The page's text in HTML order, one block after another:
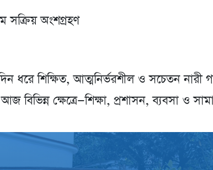
সক্রিয় অংশগ্রহণ
শিক্ষিত, আত্মনির্ভরশীল ও সচেতন নারী
বিভিন্ন ক্ষেত্রে—শিক্ষা, প্রশাসন, ব্যবসা ও